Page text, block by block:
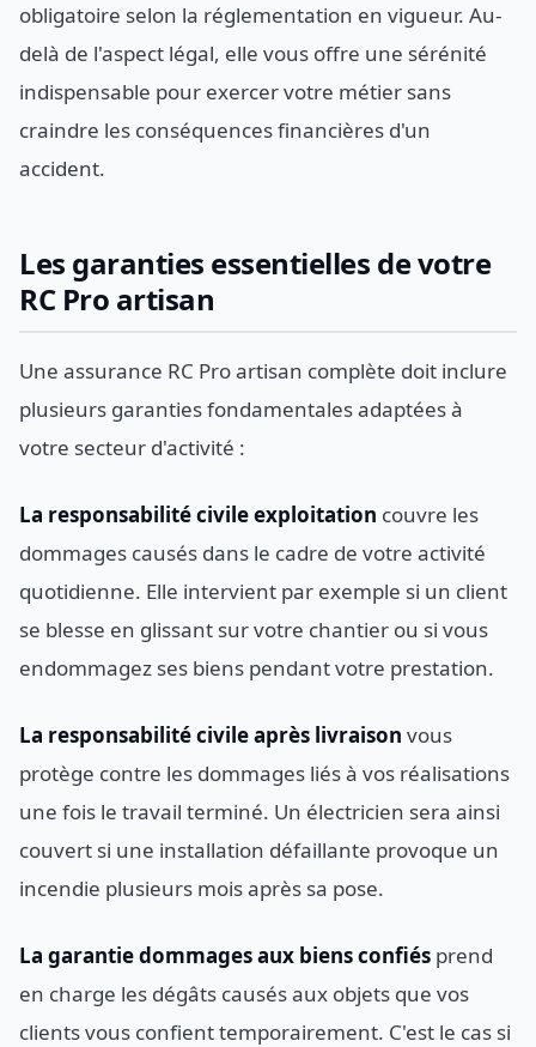
obligatoire selon la réglementation en vigueur. Au-
delà de l'aspect légal, elle vous offre une sérénité
indispensable pour exercer votre métier sans
craindre les conséquences financières d'un
accident.
Les garanties essentielles de votre
RC Pro artisan
Une assurance RC Pro artisan complète doit inclure
plusieurs garanties fondamentales adaptées à
votre secteur d'activité :
La responsabilité civile exploitation couvre les
dommages causés dans le cadre de votre activité
quotidienne. Elle intervient par exemple si un client
se blesse en glissant sur votre chantier ou si vous
endommagez ses biens pendant votre prestation.
La responsabilité civile après livraison vous
protège contre les dommages liés à vos réalisations
une fois le travail terminé. Un électricien sera ainsi
couvert si une installation défaillante provoque un
incendie plusieurs mois après sa pose.
La garantie dommages aux biens confiés prend
en charge les dégâts causés aux objets que vos
clients vous confient temporairement. C'est le cas si